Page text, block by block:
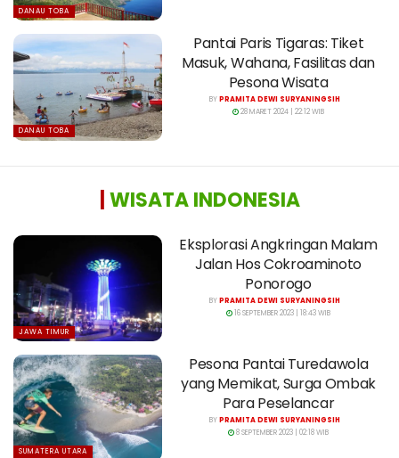
DANAU TOBA
DANAU TOBA
Pantai Paris Tigaras: Tiket
Masuk, Wahana, Fasilitas dan
Pesona Wisata
BYPRAMITA DEWI SURYANINGSIH
28 MARET 2024 | 22:12 WIB
WISATA INDONESIA
JAWA TIMUR
Eksplorasi Angkringan Malam
Jalan Hos Cokroaminoto
Ponorogo
BYPRAMITA DEWI SURYANINGSIH
16 SEPTEMBER 2023 | 18:43 WIB
SUMATERA UTARA
Pesona Pantai Turedawola
yang Memikat, Surga Ombak
Para Peselancar
BYPRAMITA DEWI SURYANINGSIH
8 SEPTEMBER 2023 | 02:18 WIB